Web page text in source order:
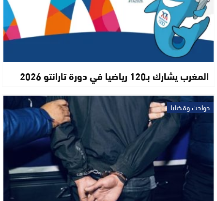
المغرب يشارك بـ120 رياضيا في دورة تارانتو 2026
حوادث وقضايا